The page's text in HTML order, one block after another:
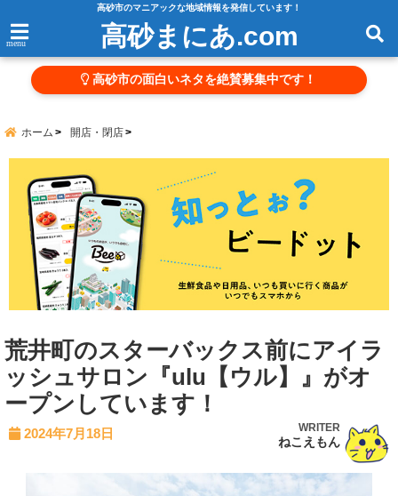
高砂市のマニアックな地域情報を発信しています！
menu 高砂まにあ.com
高砂市の面白いネタを絶賛募集中です！
ホーム 開店・閉店
荒井町のスターバックス前にアイラ
ッシュサロン『ulu【ウル】』がオ
ープンしています！
2024年7月18日 WRITER
ねこえもん